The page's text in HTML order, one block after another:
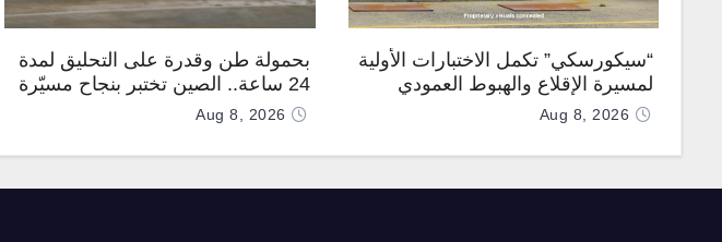
“سيكورسكي” تكمل الاختبارات الأولية
لمسيرة الإقلاع والهبوط العمودي
“نوماد 100”Aug 8, 2026
بحمولة طن وقدرة على التحليق لمدة
24 ساعة.. الصين تختبر بنجاح مسيّرة
“TP200”
Aug 8, 2026